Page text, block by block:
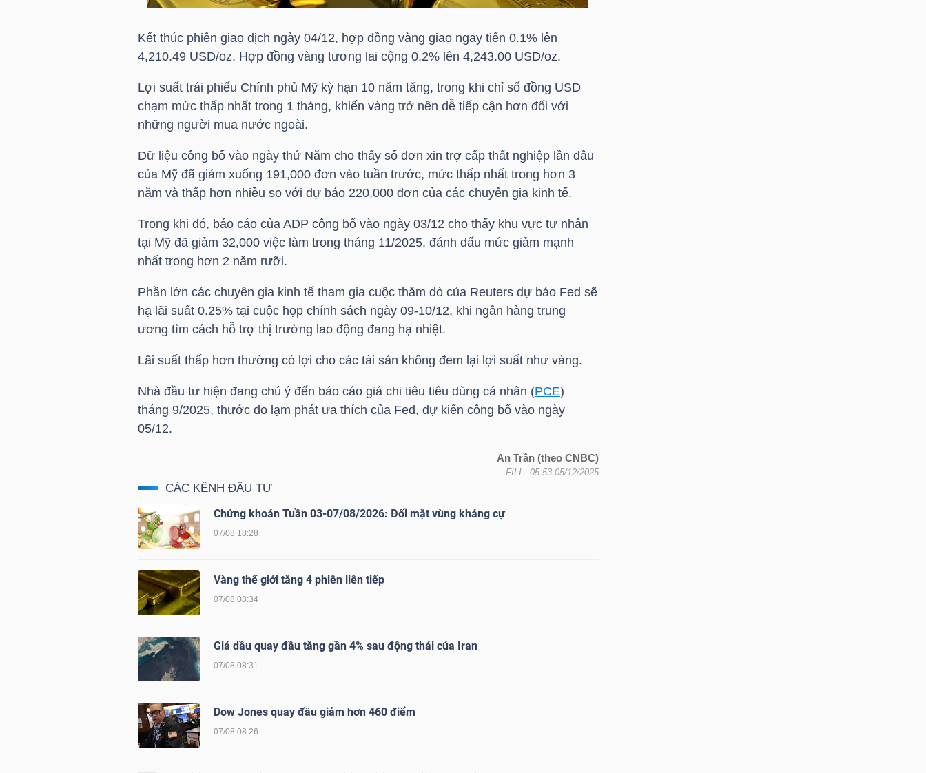
Kết thúc phiên giao dịch ngày 04/12, hợp đồng vàng giao ngay tiến 0.1% lên
4,210.49 USD/oz. Hợp đồng vàng tương lai cộng 0.2% lên 4,243.00 USD/oz.
Lợi suất trái phiếu Chính phủ Mỹ kỳ hạn 10 năm tăng, trong khi chỉ số đồng USD
chạm mức thấp nhất trong 1 tháng, khiến vàng trở nên dễ tiếp cận hơn đối với
những người mua nước ngoài.
Dữ liệu công bố vào ngày thứ Năm cho thấy số đơn xin trợ cấp thất nghiệp lần đầu
của Mỹ đã giảm xuống 191,000 đơn vào tuần trước, mức thấp nhất trong hơn 3
năm và thấp hơn nhiều so với dự báo 220,000 đơn của các chuyên gia kinh tế.
Trong khi đó, báo cáo của ADP công bố vào ngày 03/12 cho thấy khu vực tư nhân
tại Mỹ đã giảm 32,000 việc làm trong tháng 11/2025, đánh dấu mức giảm mạnh
nhất trong hơn 2 năm rưỡi.
Phần lớn các chuyên gia kinh tế tham gia cuộc thăm dò của Reuters dự báo Fed sẽ
hạ lãi suất 0.25% tại cuộc họp chính sách ngày 09-10/12, khi ngân hàng trung
ương tìm cách hỗ trợ thị trường lao động đang hạ nhiệt.
Lãi suất thấp hơn thường có lợi cho các tài sản không đem lại lợi suất như vàng.
Nhà đầu tư hiện đang chú ý đến báo cáo giá chi tiêu tiêu dùng cá nhân (PCE)
tháng 9/2025, thước đo lạm phát ưa thích của Fed, dự kiến công bố vào ngày
05/12.
An Trần (theo CNBC)
FILI - 05:53 05/12/2025
CÁC KÊNH ĐẦU TƯ
Chứng khoán Tuần 03-07/08/2026: Đối mặt vùng kháng cự
07/08 18:28
Vàng thế giới tăng 4 phiên liên tiếp
07/08 08:34
Giá dầu quay đầu tăng gần 4% sau động thái của Iran
07/08 08:31
Dow Jones quay đầu giảm hơn 460 điểm
07/08 08:26